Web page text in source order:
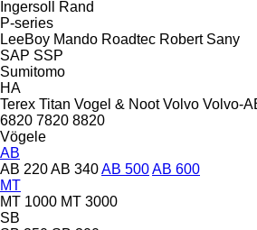
Ingersoll Rand
P-series
LeeBoy Mando Roadtec Robert Sany
SAP SSP
Sumitomo
HA
Terex Titan Vogel & Noot Volvo Volvo-
6820 7820 8820
Vögele
AB
AB 220AB 340AB 500AB 600
MT
MT 1000 MT 3000
SB